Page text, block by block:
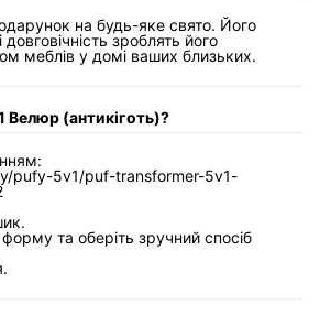
на будь-яке свято. Його
довговічність зроблять його
меблів у домі ваших близьких.
Велюр (антикіготь)?
pufy-5v1/puf-transformer-5v1-
та оберіть зручний спосіб